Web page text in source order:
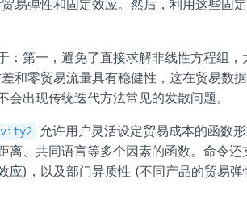
易弹性和固定效应。然后，利用这些固
：第一，避免了直接求解非线性方程组
和零贸易流量具有稳健性，这在贸易数
会出现传统迭代方法常见的发散问题。
允许用户灵活设定贸易成本的函数
离、共同语言等多个因素的函数。命令
应)，以及部门异质性 (不同产品的贸易弹